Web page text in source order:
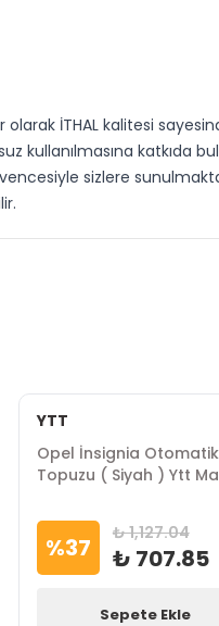
İTHAL kalitesi
kullanılmasına katkıda
sizlere
YTT
Opel İnsignia
Topuzu ( Siyah ) Ytt
%37 ₺ 1,127.04
₺ 707.85
Sepete Ekle